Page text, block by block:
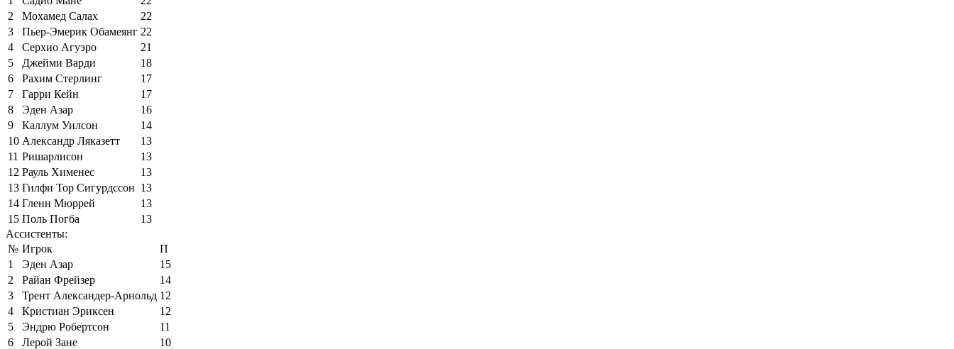
2
Мохамед Салах
22
3
Пьер-Эмерик Обамеянг 22
4
Серхио Агуэро
21
5
Джейми Варди
18
6
Рахим Стерлинг
17
7
Гарри Кейн
17
8
Эден Азар
16
9
Каллум Уилсон
14
10 Александр Ляказетт
13
11 Ришарлисон
13
12 Рауль Хименес
13
13 Гилфи Тор Сигурдссон 13
14 Гленн Мюррей
13
15 Поль Погба
13
Ассистенты:
№ Игрок
П
1
Эден Азар
15
2
Райан Фрейзер
14
3
Трент Александер-Арнольд 12
4
Кристиан Эриксен
12
5
Эндрю Робертсон
11
6
Лерой Зане
10